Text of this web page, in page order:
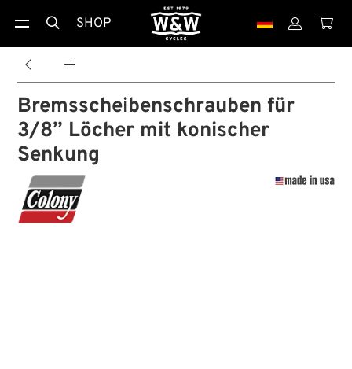
 SHOP  
 
Bremsscheibenschrauben für
3/8” Löcher mit konischer
Senkung